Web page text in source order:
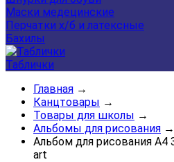
Маски медецинские
Перчатки х/б и латексные
Бахилы
Таблички
Главная →
Канцтовары →
Товары для школы →
Альбомы для рисования →
Альбом для рисования А4
art